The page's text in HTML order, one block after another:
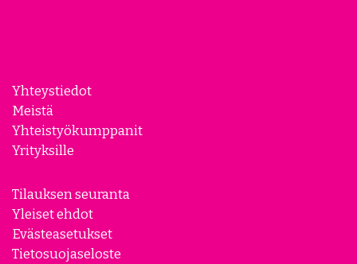
Yhteystiedot
Meistä
Yhteistyökumppanit
Yrityksille
Tilauksen seuranta
Yleiset ehdot
Evästeasetukset
Tietosuojaseloste